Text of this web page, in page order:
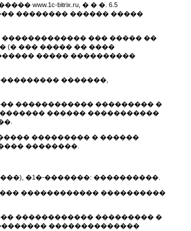
bitrix.ru, � � �. 6.5
�������� ������ �����
������������� ��� ����� ��
(� ��� ����� �� ����
����� ����������
�������,
������������ ��������� �
������ �����������
��������� � ������
��������.
�1�-�������: ����������.
������������ ����������
������������ ��������� �
��������������